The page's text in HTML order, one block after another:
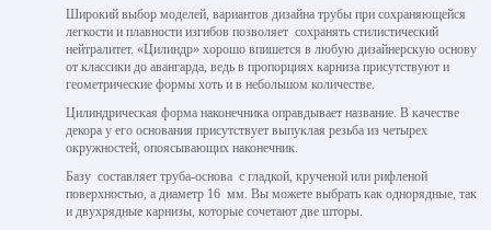
Широкий выбор моделей, вариантов дизайна трубы при сохраняющейся
легкости и плавности изгибов позволяет сохранять стилистический
нейтралитет. «Цилиндр» хорошо впишется в любую дизайнерскую основу
от классики до авангарда, ведь в пропорциях карниза присутствуют и
геометрические формы хоть и в небольшом количестве.
Цилиндрическая форма наконечника оправдывает название. В качестве
декора у его основания присутствует выпуклая резьба из четырех
окружностей, опоясывающих наконечник.
Базу составляет труба-основа с гладкой, крученой или рифленой
поверхностью, а диаметр 16 мм. Вы можете выбрать как однорядные, так
и двухрядные карнизы, которые сочетают две шторы.